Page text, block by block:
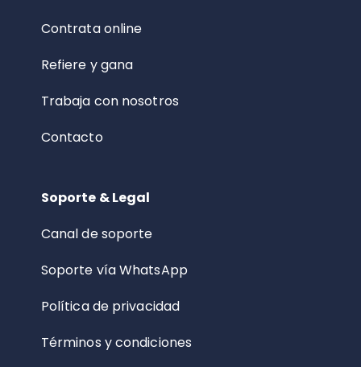
Contrata online
Refiere y gana
Trabaja con nosotros
Contacto
Soporte & Legal
Canal de soporte
Soporte vía WhatsApp
Política de privacidad
Términos y condiciones